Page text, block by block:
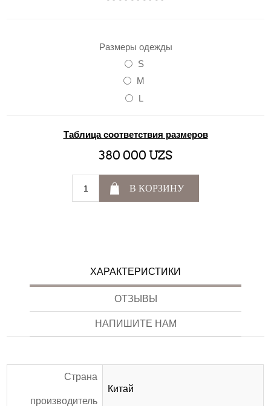
Размеры одежды
S
M
L
Таблица соответствия размеров
380 000 UZS
В КОРЗИНУ
ХАРАКТЕРИСТИКИ
ОТЗЫВЫ
НАПИШИТЕ НАМ
Страна
производитель
Китай